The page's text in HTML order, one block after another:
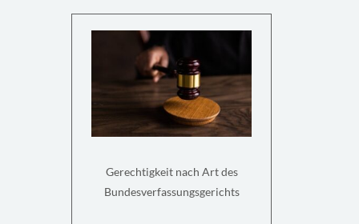
Gerechtigkeit nach Art des
Bundesverfassungsgerichts